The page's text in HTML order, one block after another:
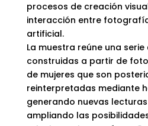
procesos de creación
interacción entre
artificial.
La muestra reúne una
construidas a partir de
de mujeres que son
reinterpretadas mediante
generando nuevas
ampliando las